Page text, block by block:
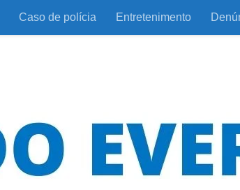
Caso de polícia Entretenimento